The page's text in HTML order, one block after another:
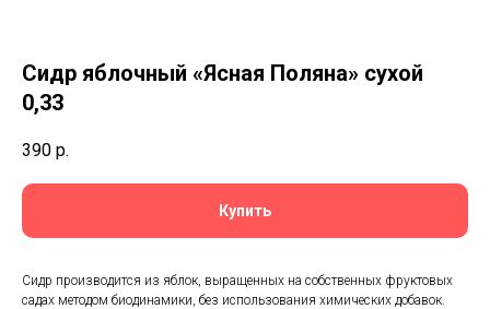
Сидр яблочный «Ясная Поляна» сухой
0,33
390 р.
Купить
Сидр производится из яблок, выращенных на собственных фруктовых
садах методом биодинамики, без использования химических добавок.